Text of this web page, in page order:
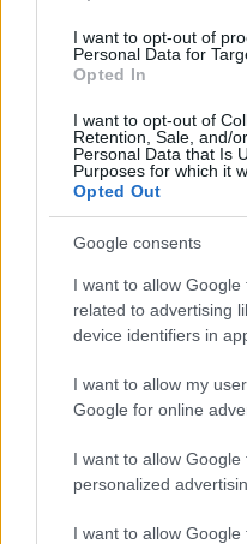
I want to opt-out of
Personal Data for
Opted In
I want to opt-out of
Retention, Sale, and/
Personal Data that Is
Purposes for which it
Opted Out
Google consents
I want to allow
related to advertising
device identifiers in
I want to allow my
Google for online
I want to allow Google
personalized
I want to allow
fotó: carozzieri-
1968-tól a sportautó
prototípusok
maximalizálták, így